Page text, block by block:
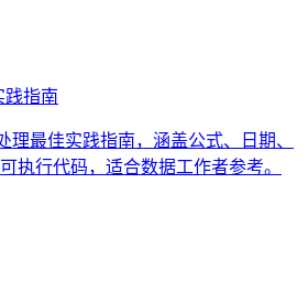
践指南
理最佳实践指南，涵盖公式、日期、
执行代码，适合数据工作者参考。